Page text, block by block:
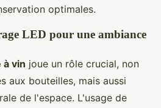
optimales.
LED pour une ambiance
à vin joue un rôle crucial, non
aux bouteilles, mais aussi
de l'espace. L'usage de